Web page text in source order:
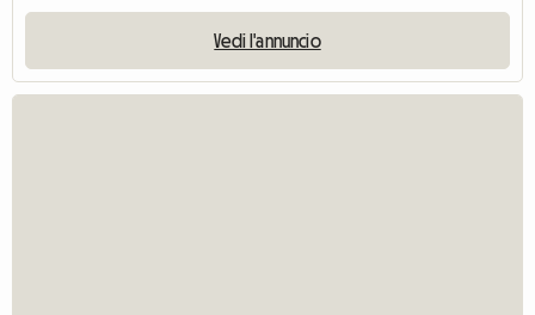
Vedi l'annuncio